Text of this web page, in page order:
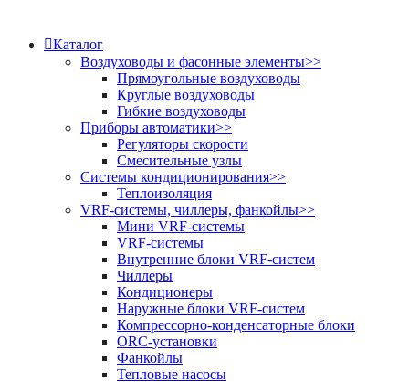
Каталог
Воздуховоды и фасонные элементы>>
Прямоугольные воздуховоды
Круглые воздуховоды
Гибкие воздуховоды
Приборы автоматики>>
Регуляторы скорости
Смесительные узлы
Системы кондиционирования>>
Теплоизоляция
VRF-системы, чиллеры, фанкойлы>>
Мини VRF-системы
VRF-системы
Внутренние блоки VRF-систем
Чиллеры
Кондиционеры
Наружные блоки VRF-систем
Компрессорно-конденсаторные блоки
ORC-установки
Фанкойлы
Тепловые насосы